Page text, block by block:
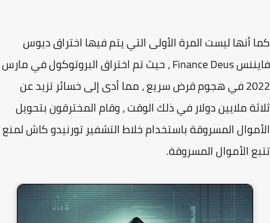
أنها ليست المرة الأولى التي يتم فيها اختراق ديوس
فايننس Finance Deus ، حيث تم اختراق البروتوكول في مارس
2022 في هجوم قرض سريع ، مما أدى إلى خسائر تزيد عن
ملايين دولار في ذلك الوقت ، وقام المخترقون بتحويل
المسروقة باستخدام خلاط التشفير تورنيدو كاش لمنع
الأموال المسروقة.